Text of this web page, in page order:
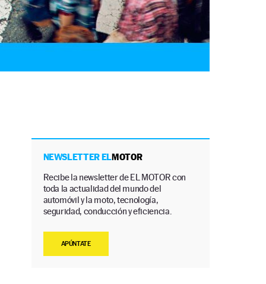
NEWSLETTER ELMOTOR
Recibe la newsletter de EL MOTOR con
toda la actualidad del mundo del
automóvil y la moto, tecnología,
seguridad, conducción y eficiencia.
APÚNTATE